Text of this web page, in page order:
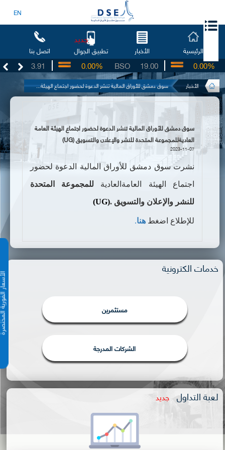
EN
الرئيسية الأخبار تطبيق الجوال
جديد
اتصل بنا
3.91
UG 19.00
BSO
0.00% 0.00%
الأخبار سوق دمشق للأوراق المالية تنشر الدعوة لحضور اجتماع الهيئة...
الأسعار
سوق دمشق للأوراق المالية تنشر الدعوة لحضور اجتماع الهيئة العامة
العاديةللمجموعة المتحدة للنشر والإعلان والتسويق (UG)
2023-11-07
نشرت سوق دمشق للأوراق المالية الدعوة لحضور
اجتماع الهيئة العامةالعادية للمجموعة المتحدة
للنشر والإعلان والتسويق .
(UG)
للإطلاع اضغط هنا.
خدمات الكترونية
مستثمرين
الشركات المدرجة
لعبة التداول جديد